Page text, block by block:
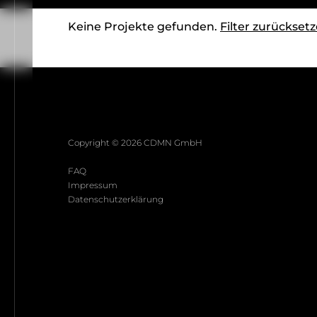
Keine Projekte gefunden. Filter
Copyright © 2026 CDMN GmbH
FAQ
Impressum
Datenschutzerklärung